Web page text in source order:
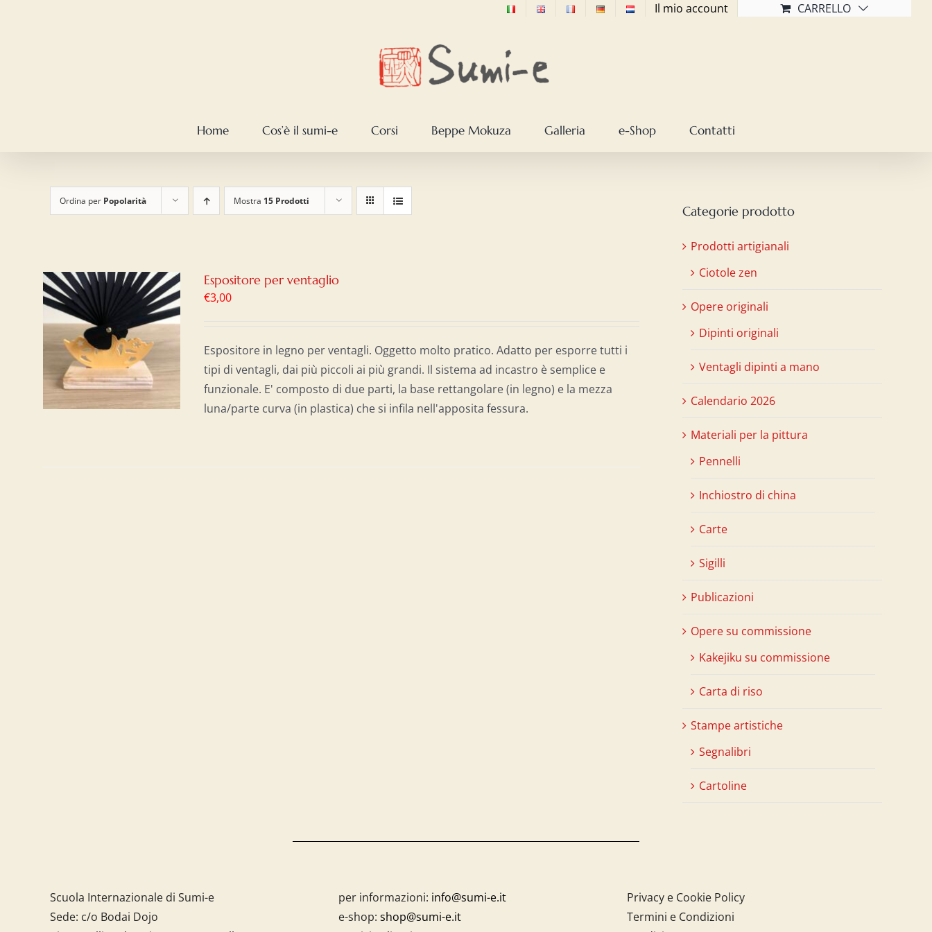
Il mio account CARRELLO
Home Cos’è il sumi-e Corsi Beppe Mokuza Galleria e-Shop Contatti
Ordina per Popolarità Mostra 15 Prodotti
Espositore per ventaglio
€3,00
Espositore in legno per ventagli. Oggetto molto pratico. Adatto per esporre tutti i
tipi di ventagli, dai più piccoli ai più grandi. Il sistema ad incastro è semplice e
funzionale. E' composto di due parti, la base rettangolare (in legno) e la mezza
luna/parte curva (in plastica) che si infila nell'apposita fessura.
Categorie prodotto
Prodotti artigianali
Ciotole zen
Opere originali
Dipinti originali
Ventagli dipinti a mano
Calendario 2026
Materiali per la pittura
Pennelli
Inchiostro di china
Carte
Sigilli
Publicazioni
Opere su commissione
Kakejiku su commissione
Carta di riso
Stampe artistiche
Segnalibri
Cartoline
Scuola Internazionale di Sumi-e
Sede: c/o Bodai Dojo
per informazioni: info@sumi-e.it
e-shop: shop@sumi-e.it
Privacy e Cookie Policy
Termini e Condizioni